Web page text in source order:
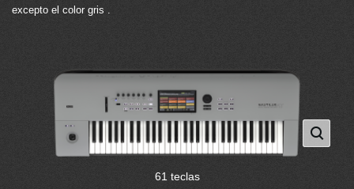
excepto el color gris .
61 teclas